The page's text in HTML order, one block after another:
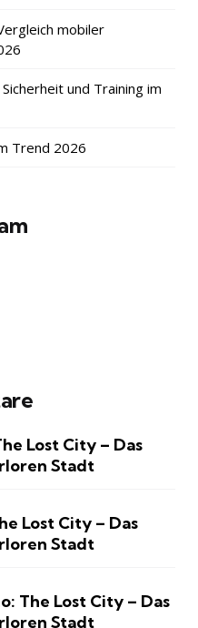
mobiler
und Training im
Trend 2026
Lost City – Das
Stadt
Lost City – Das
Stadt
The Lost City – Das
Stadt